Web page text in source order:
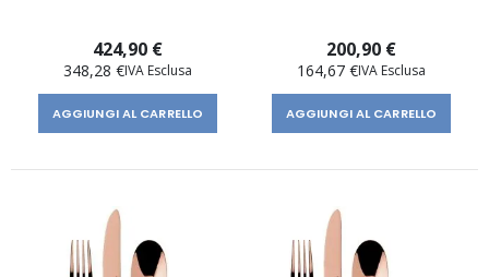
424,90 €
348,28 €
AGGIUNGI AL CARRELLO
200,90 €
164,67 €
AGGIUNGI AL CARRELLO